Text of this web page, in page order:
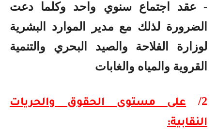
- عقد اجتماع سنوي واحد وكلما دعت
الضرورة لذلك مع مدير الموارد البشرية
لوزارة الفلاحة والصيد البحري والتنمية
القروية والمياه والغابات
2
/
على مستوى الحقوق والحريات
النقابية: